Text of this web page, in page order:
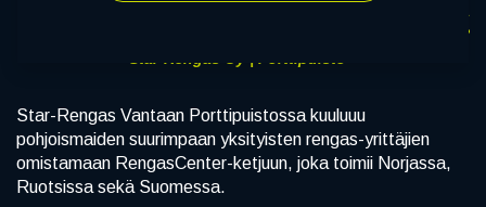
Star-Rengas Vantaan Porttipuistossa kuuluuu
pohjoismaiden suurimpaan yksityisten rengas-yrittäjien
omistamaan RengasCenter-ketjuun, joka toimii Norjassa,
Ruotsissa sekä Suomessa.